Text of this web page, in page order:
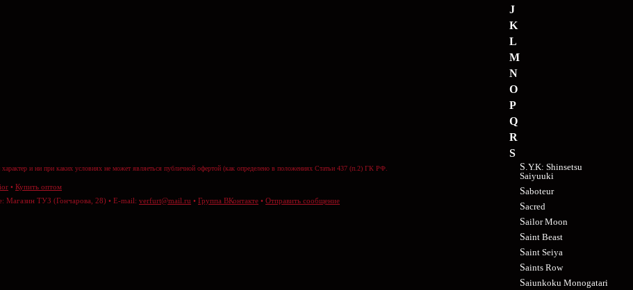
J
K
L
M
N
O
P
Q
R
S
S.Y.K: Shinsetsu
Saiyuuki
Saboteur
Sacred
Sailor Moon
Saint Beast
Saint Seiya
Saints Row
Saiunkoku Monogatari
и ни при каких условиях не может являеться публичной офертой (как определено в положениях Статьи 437 (п.2) ГК РФ.
• Купить оптом
Магазин ТУЗ (Гончарова, 28) • E-mail: verfurt@mail.ru • Группа ВКонтакте • Отправить сообщение